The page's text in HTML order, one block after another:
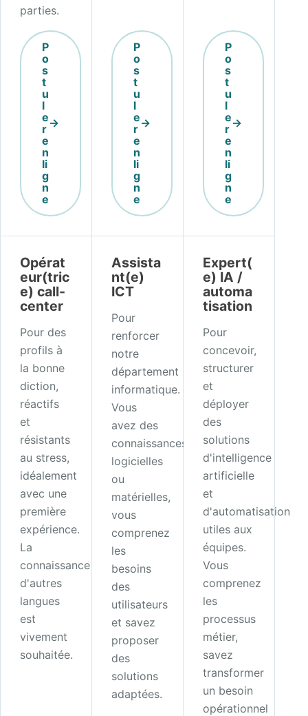
parties.
P
o
s
t
u
l
e
r
e
n
li
g
n
e
P
o
s
t
u
l
e
r
e
n
li
g
n
e
P
o
s
t
u
l
e
r
e
n
li
g
n
e
Opérat
eur(tric
e) call-
center
Pour des
profils à
la bonne
diction,
réactifs
et
résistants
au stress,
idéalement
avec une
première
expérience.
La
connaissance
d'autres
langues
est
vivement
souhaitée.
Assista
nt(e)
ICT
Pour
renforcer
notre
département
informatique.
Vous
avez des
connaissances
logicielles
ou
matérielles,
vous
comprenez
les
besoins
des
utilisateurs
et savez
proposer
des
solutions
adaptées.
Expert(
e) IA /
automa
tisation
Pour
concevoir,
structurer
et
déployer
des
solutions
d'intelligence
artificielle
et
d'automatisation
utiles aux
équipes.
Vous
comprenez
les
processus
métier,
savez
transformer
un besoin
opérationnel